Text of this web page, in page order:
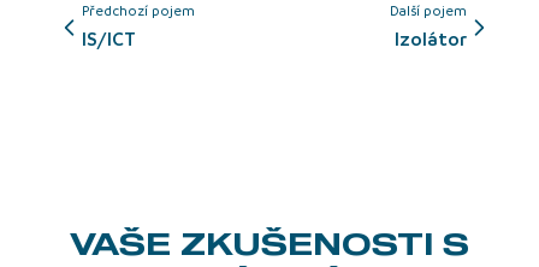
Předchozí pojem
IS/ICT
Další pojem
izolátor
VAŠE ZKUŠENOSTI S